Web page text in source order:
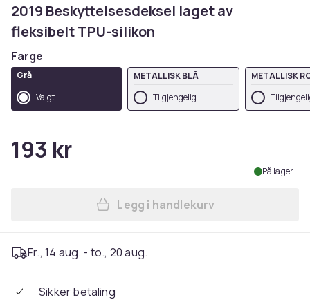
2019 Beskyttelsesdeksel laget av
fleksibelt TPU-silikon
Farge
Grå
Valgt
METALLISK BLÅ
Tilgjengelig
METALLISK
193 kr
På lager
Legg Deksel til Honor 10
Legg i handlekurv
Fr., 14 aug. - to., 20 aug.
Sikker betaling